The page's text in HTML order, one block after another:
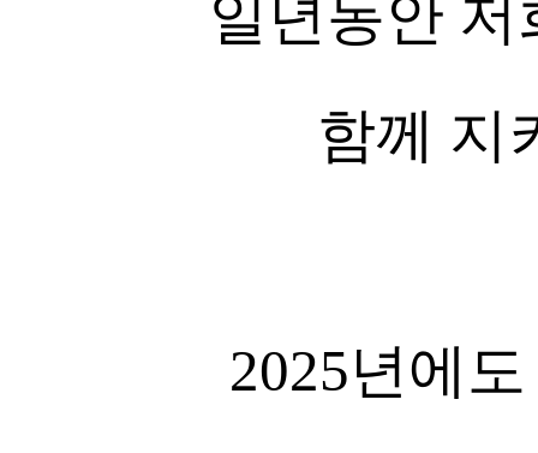
일년동안
함께 지
2025년에